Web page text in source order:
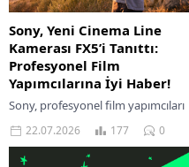
Sony, Yeni Cinema Line
Kamerası FX5’i Tanıttı:
Profesyonel Film
Yapımcılarına İyi Haber!
Sony, profesyonel film yapımcıları
ve içerik üreticileri için geliştirdiği
Cinema Line serisini yeni FX5
modeliyle genişletti. Yeni nesil tam
22.07.2026 177 0